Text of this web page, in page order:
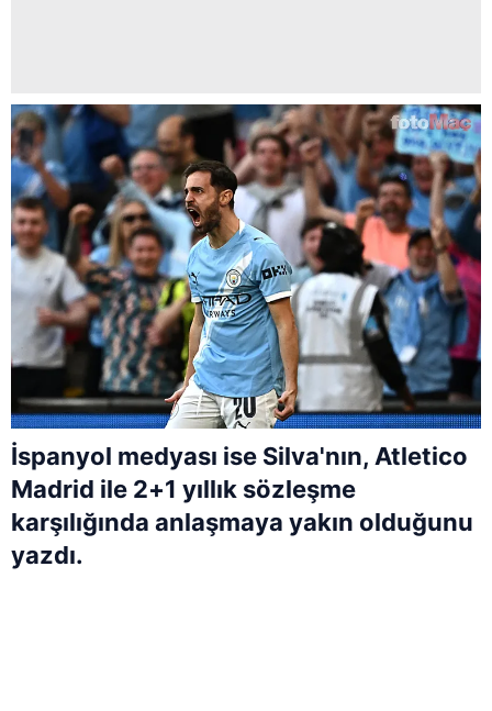
İspanyol medyası ise Silva'nın, Atletico
Madrid ile 2+1 yıllık sözleşme
karşılığında anlaşmaya yakın olduğunu
yazdı.